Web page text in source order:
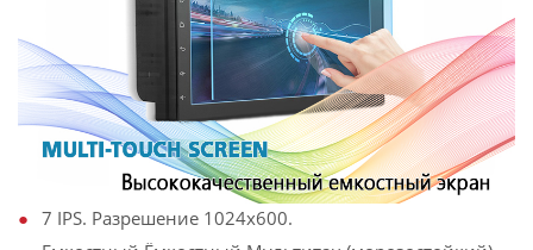
7 IPS. Разрешение 1024х600.